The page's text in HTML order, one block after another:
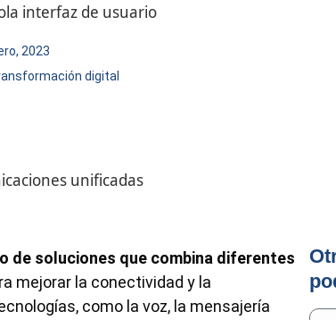
interfaz de usuario
2023
digital
de soluciones que combina diferentes
mejorar la conectividad y la
como la voz, la mensajería